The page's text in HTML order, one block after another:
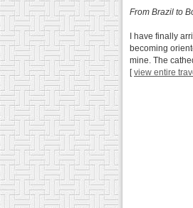
From Brazil to
I have finally
becoming
mine. The
[view entire